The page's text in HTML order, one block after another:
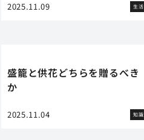
2025.11.09 生活
盛籠と供花どちらを贈るべき
か
2025.11.04 知識